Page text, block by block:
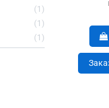
1
1
1